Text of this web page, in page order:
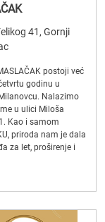
41, Gornji
postoji već
godinu u
Nalazimo
u ulici Miloša
Kao i samom
priroda nam je dala
za let, proširenje i